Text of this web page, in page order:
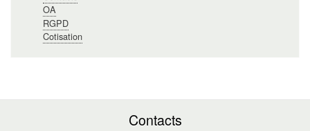
OA
RGPD
Cotisation
Contacts